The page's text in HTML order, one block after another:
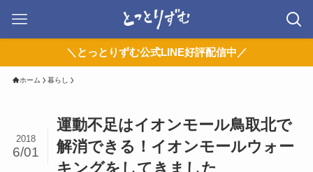
＼とっとりずむ公式LINE好評配信中／
ホーム 暮らし
運動不足はイオンモール鳥取北で
解消できる！イオンモールウォー
キングをしてきました
2018
6/01